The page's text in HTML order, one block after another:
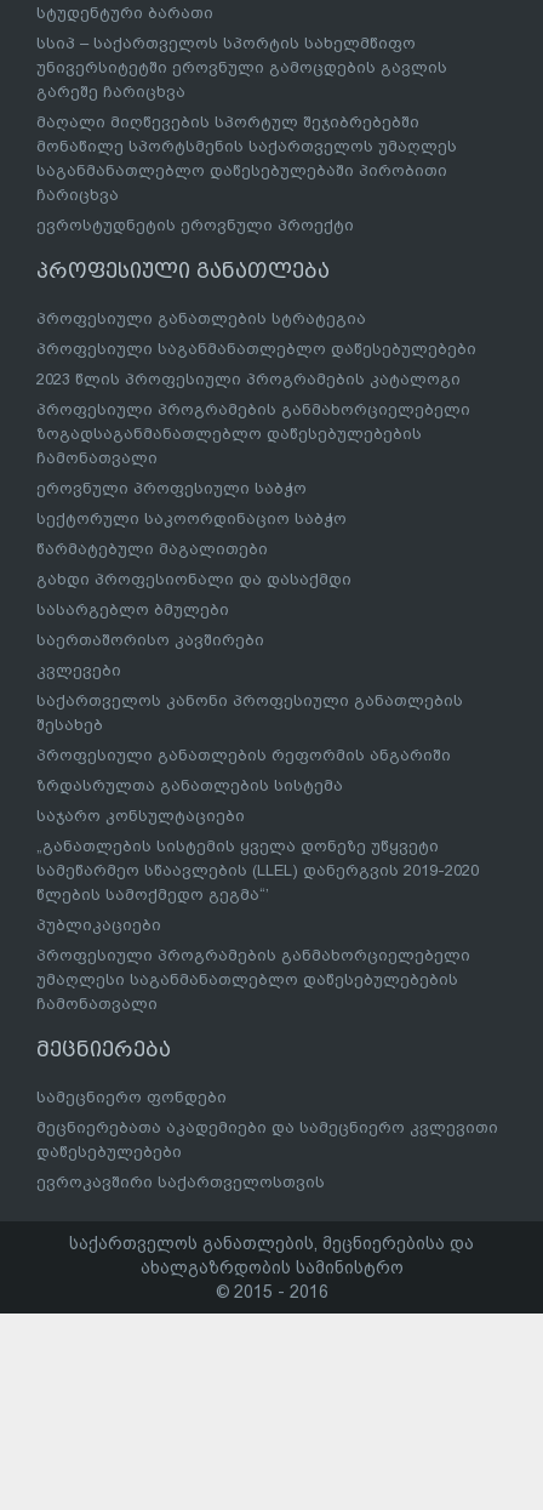
სტუდენტური ბარათი
სსიპ – საქართველოს სპორტის სახელმწიფო
უნივერსიტეტში ეროვნული გამოცდების გავლის
გარეშე ჩარიცხვა
მაღალი მიღწევების სპორტულ შეჯიბრებებში
მონაწილე სპორტსმენის საქართველოს უმაღლეს
საგანმანათლებლო დაწესებულებაში პირობითი
ჩარიცხვა
ევროსტუდნეტის ეროვნული პროექტი
პროფესიული განათლება
პროფესიული განათლების სტრატეგია
პროფესიული საგანმანათლებლო დაწესებულებები
2023 წლის პროფესიული პროგრამების კატალოგი
პროფესიული პროგრამების განმახორციელებელი
ზოგადსაგანმანათლებლო დაწესებულებების
ჩამონათვალი
ეროვნული პროფესიული საბჭო
სექტორული საკოორდინაციო საბჭო
წარმატებული მაგალითები
გახდი პროფესიონალი და დასაქმდი
სასარგებლო ბმულები
საერთაშორისო კავშირები
კვლევები
საქართველოს კანონი პროფესიული განათლების
შესახებ
პროფესიული განათლების რეფორმის ანგარიში
ზრდასრულთა განათლების სისტემა
საჯარო კონსულტაციები
„განათლების სისტემის ყველა დონეზე უწყვეტი
სამეწარმეო სწაავლების (LLEL) დანერგვის 2019-2020
წლების სამოქმედო გეგმა“’
პუბლიკაციები
პროფესიული პროგრამების განმახორციელებელი
უმაღლესი საგანმანათლებლო დაწესებულებების
ჩამონათვალი
მეცნიერება
სამეცნიერო ფონდები
მეცნიერებათა აკადემიები და სამეცნიერო კვლევითი
დაწესებულებები
ევროკავშირი საქართველოსთვის
საქართველოს განათლების, მეცნიერებისა და
ახალგაზრდობის სამინისტრო
© 2015 - 2016